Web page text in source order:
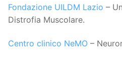
Fondazione UILDM Lazio –
Distrofia Muscolare.
Centro clinico NeMO –